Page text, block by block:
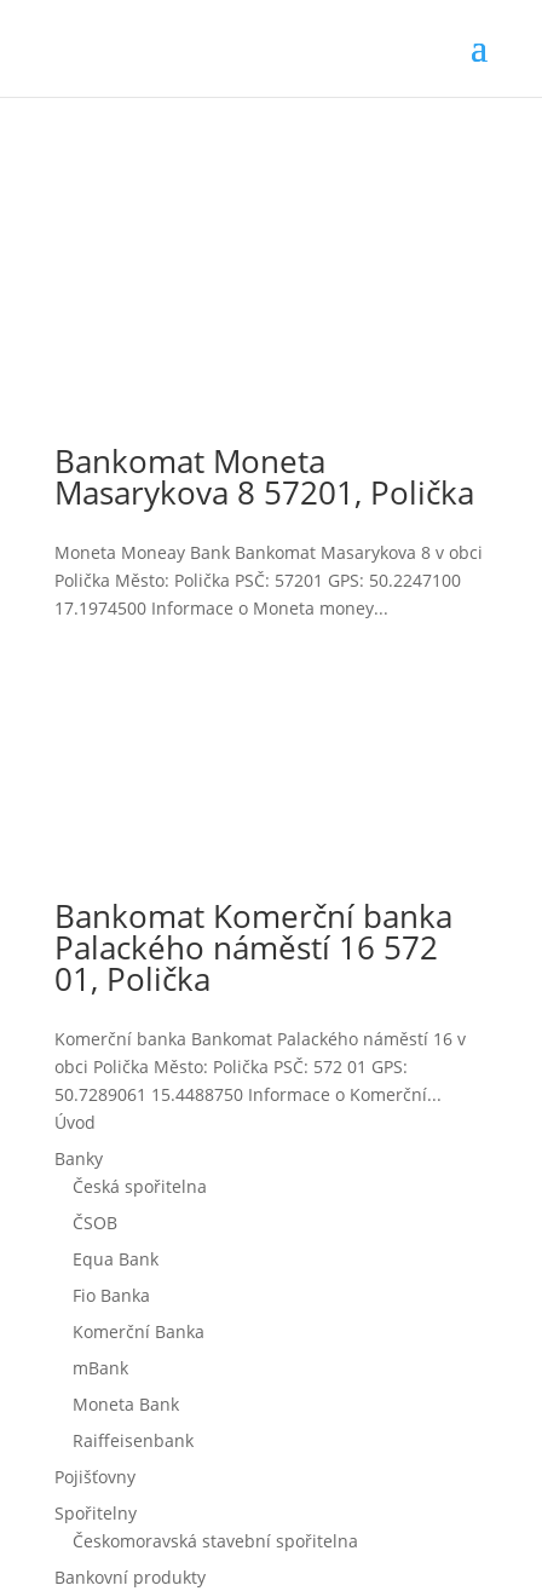
Bankomat Moneta
Masarykova 8 57201, Polička
Moneta Moneay Bank Bankomat Masarykova 8 v obci
Polička Město: Polička PSČ: 57201 GPS: 50.2247100
17.1974500 Informace o Moneta money...
Bankomat Komerční banka
Palackého náměstí 16 572
01, Polička
Komerční banka Bankomat Palackého náměstí 16 v
obci Polička Město: Polička PSČ: 572 01 GPS:
50.7289061 15.4488750 Informace o Komerční...
Úvod
Banky
Česká spořitelna
ČSOB
Equa Bank
Fio Banka
Komerční Banka
mBank
Moneta Bank
Raiffeisenbank
Pojišťovny
Spořitelny
Českomoravská stavební spořitelna
Bankovní produkty